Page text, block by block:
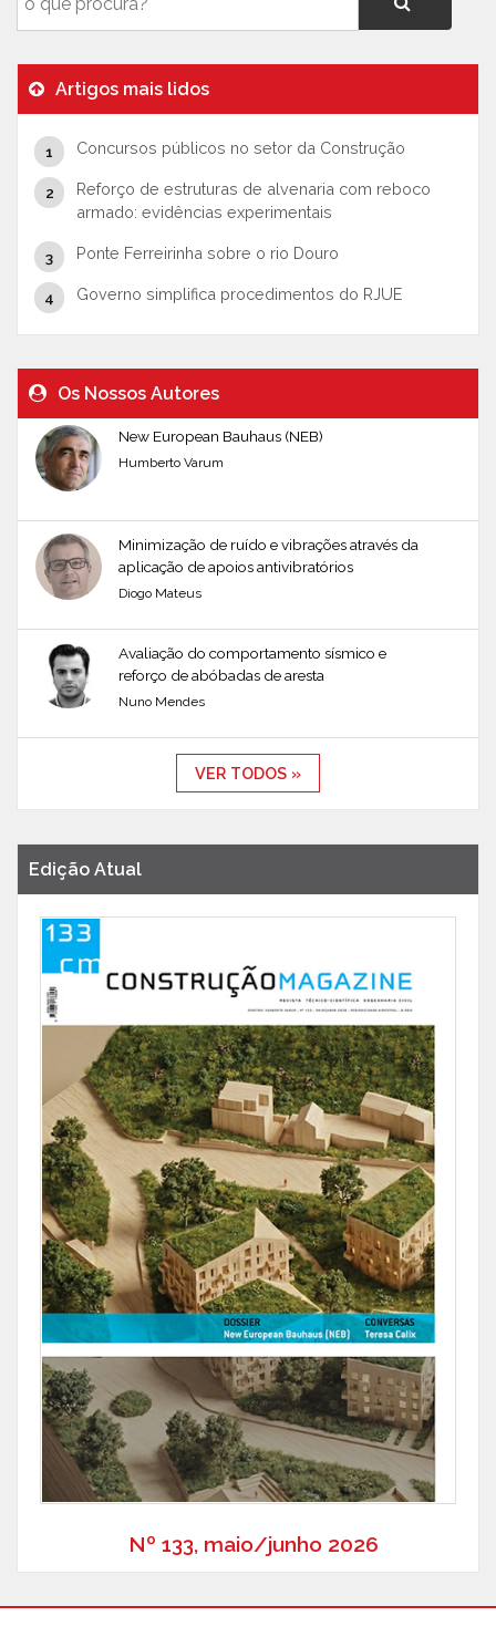
Artigos mais lidos
Concursos públicos no setor da Construção
Reforço de estruturas de alvenaria com reboco
armado: evidências experimentais
Ponte Ferreirinha sobre o rio Douro
Governo simplifica procedimentos do RJUE
Os Nossos Autores
New European Bauhaus (NEB)
Humberto Varum
Minimização de ruído e vibrações através da
aplicação de apoios antivibratórios
Diogo Mateus
Avaliação do comportamento sísmico e
reforço de abóbadas de aresta
Nuno Mendes
VER TODOS »
Edição Atual
Nº 133, maio/junho 2026